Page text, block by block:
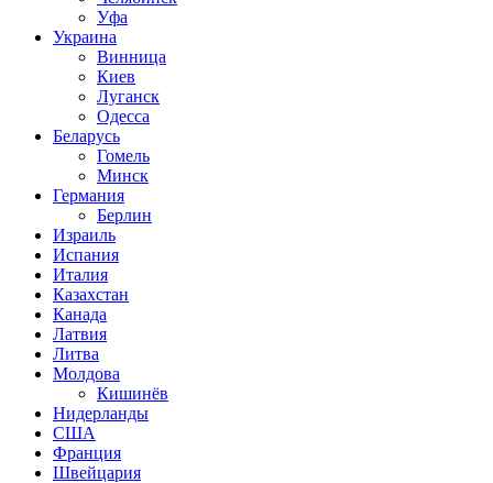
Уфа
Украина
Винница
Киев
Луганск
Одесса
Беларусь
Гомель
Минск
Германия
Берлин
Израиль
Испания
Италия
Казахстан
Канада
Латвия
Литва
Молдова
Кишинёв
Нидерланды
США
Франция
Швейцария